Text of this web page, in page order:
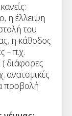
η έλλειψη
του
η κάθοδος
– π.χ.
( διάφορες
ανατομικές
προβολή